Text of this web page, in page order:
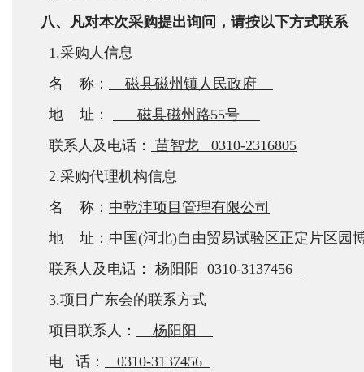
八、凡对本次采购提出询问，请按以下方式联系
1.采购人信息
名 称：
磁县磁州镇人民政府
地 址：
磁县磁州路55号
联系人及电话：
苗智龙
0310-2316805
2.采购代理机构信息
名 称： 中乾沣项目管理有限公司
地 址： 中国(河北)自由贸易试验区正定片区园
联系人及电话：
杨阳阳 0310-3137456
3.项目广东会的联系方式
项目联系人：
杨阳阳
电 话：
0310-3137456